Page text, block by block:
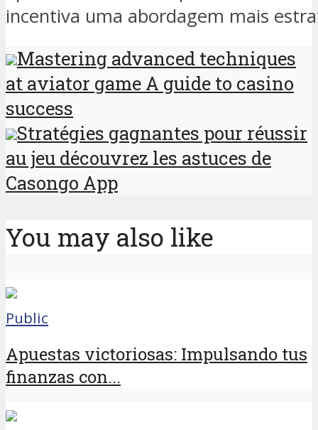
incentiva uma abordagem mais
Mastering advanced techniques
at aviator game A guide to casino
success
Stratégies gagnantes pour réussir
au jeu découvrez les astuces de
Casongo App
You may also like
Public
Apuestas victoriosas: Impulsando tus
finanzas con...